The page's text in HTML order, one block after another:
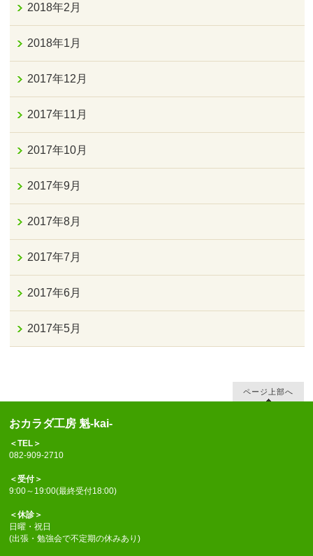
2018年2月
2018年1月
2017年12月
2017年11月
2017年10月
2017年9月
2017年8月
2017年7月
2017年6月
2017年5月
ページ上部へ
おカラダ工房 魁-kai-
＜TEL＞
082-909-2710
＜受付＞
9:00～19:00(最終受付18:00)
＜休診＞
日曜・祝日
(出張・勉強会で不定期の休みあり)